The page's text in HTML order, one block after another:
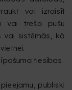
vai izraisīt
vai trešo pušu
vai sistēmās, kā
tiesības.
publiski